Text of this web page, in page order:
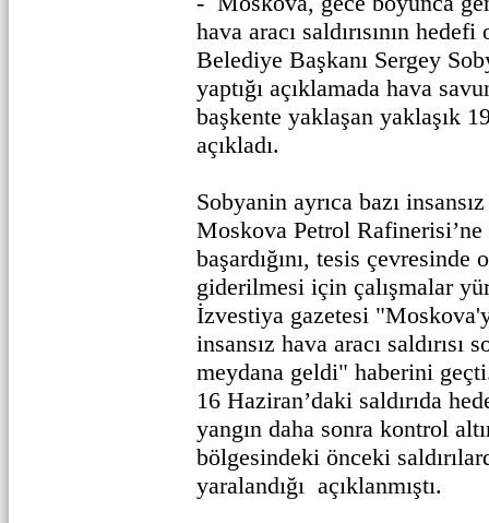
hava aracı saldırısının
Belediye Başkanı Sergey
yaptığı açıklamada hava
başkente yaklaşan yaklaşık
açıkladı.
Sobyanin ayrıca bazı
Moskova Petrol
başardığını, tesis çevresinde
giderilmesi için çalışmalar
İzvestiya gazetesi
insansız hava aracı saldırısı
meydana geldi" haberini
16 Haziran’daki saldırıda
yangın daha sonra kontrol
bölgesindeki önceki
yaralandığı açıklanmıştı.